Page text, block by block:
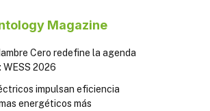
Magazine
Cero redefine la agenda
WESS 2026
impulsan eficiencia
energéticos más